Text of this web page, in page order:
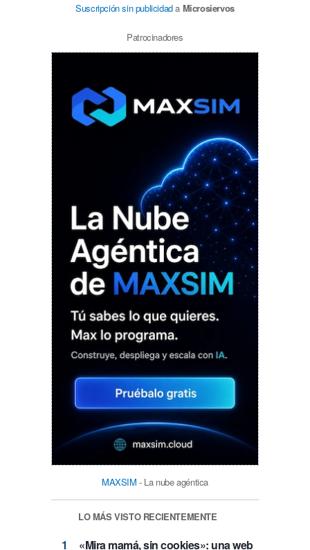
Suscripción sin publicidada Microsiervos
Patrocinadores
MAXSIM - La nube agéntica
LO MÁS VISTO RECIENTEMENTE
«Mira mamá, sin cookies»: una web